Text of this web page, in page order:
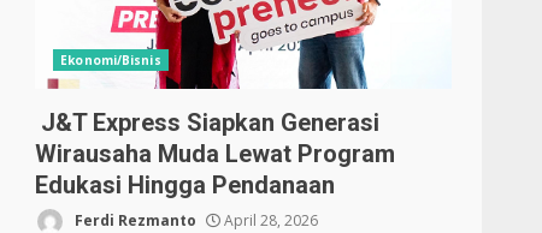
Ekonomi/Bisnis
J&T Express Siapkan Generasi
Wirausaha Muda Lewat Program
Edukasi Hingga Pendanaan
Ferdi Rezmanto April 28, 2026